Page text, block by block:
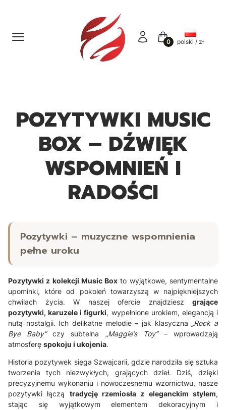
Menu Zaloguj sięKoszyk
polski / zł
POZYTYWKI MUSIC
BOX – DŹWIĘK
WSPOMNIEŃ I
RADOŚCI
Pozytywki – muzyczne wspomnienia
pełne uroku
Pozytywki z kolekcji Music Box to wyjątkowe, sentymentalne
upominki, które od pokoleń towarzyszą w najpiękniejszych
chwilach życia. W naszej ofercie znajdziesz grające
pozytywki, karuzele i figurki, wypełnione urokiem, elegancją i
nutą nostalgii. Ich delikatne melodie – jak klasyczna „Rock a
Bye Baby”czy subtelna „Maggie’s Toy”– wprowadzają
atmosferę spokoju i ukojenia.
Historia pozytywek sięga Szwajcarii, gdzie narodziła się sztuka
tworzenia tych niezwykłych, grających dzieł. Dziś, dzięki
precyzyjnemu wykonaniu i nowoczesnemu wzornictwu, nasze
pozytywki łączą tradycję rzemiosła z eleganckim stylem,
stając się wyjątkowym elementem dekoracyjnym i